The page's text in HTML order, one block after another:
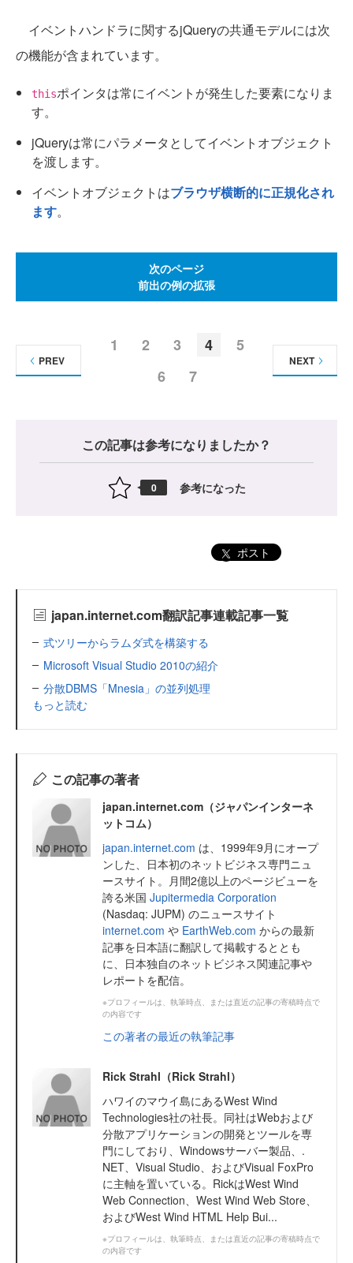
イベントハンドラに関するjQueryの共通モデルには次
の機能が含まれています。
thisポインタは常にイベントが発生した要素になりま
す。
jQueryは常にパラメータとしてイベントオブジェクト
を渡します。
イベントオブジェクトはブラウザ横断的に正規化され
ます。
次のページ
前出の例の拡張
1 2 3 4
5
6
7
PREV NEXT
この記事は参考になりましたか？
0 参考になった
ポスト
japan.internet.com翻訳記事連載記事一覧
式ツリーからラムダ式を構築する
Microsoft Visual Studio 2010の紹介
分散DBMS「Mnesia」の並列処理
もっと読む
この記事の著者
japan.internet.com（ジャパンインターネ
ットコム）
japan.internet.com は、1999年9月にオープ
ンした、日本初のネットビジネス専門ニュ
ースサイト。月間2億以上のページビューを
誇る米国 Jupitermedia Corporation
(Nasdaq: JUPM) のニュースサイト
internet.com や EarthWeb.com からの最新
記事を日本語に翻訳して掲載するととも
に、日本独自のネットビジネス関連記事や
レポートを配信。
※プロフィールは、執筆時点、または直近の記事の寄稿時点で
の内容です
この著者の最近の執筆記事
Rick Strahl（Rick Strahl）
ハワイのマウイ島にあるWest Wind
Technologies社の社長。同社はWebおよび
分散アプリケーションの開発とツールを専
門にしており、Windowsサーバー製品、.
NET、Visual Studio、およびVisual FoxPro
に主軸を置いている。RickはWest Wind
Web Connection、West Wind Web Store、
およびWest Wind HTML Help Bui...
※プロフィールは、執筆時点、または直近の記事の寄稿時点で
の内容です